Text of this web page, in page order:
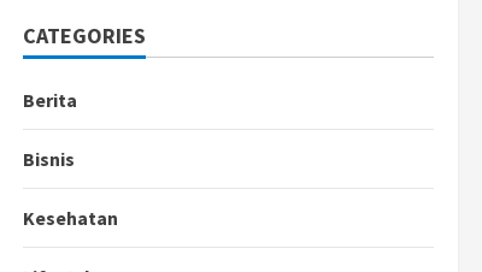
CATEGORIES
Berita
Bisnis
Kesehatan